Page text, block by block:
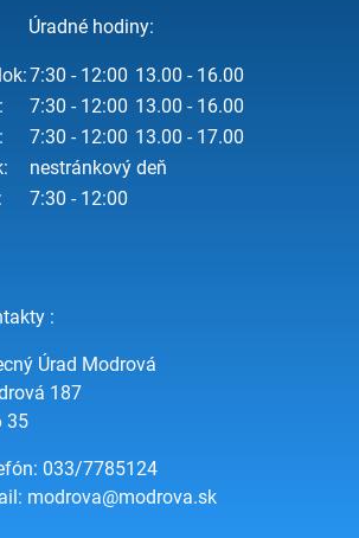
Úradné hodiny:
7:30 - 12:00 13.00 - 16.00
7:30 - 12:00 13.00 - 16.00
7:30 - 12:00 13.00 - 17.00
nestránkový deň
7:30 - 12:00
:
Úrad Modrová
187
35
033/7785124
modrova@modrova.sk